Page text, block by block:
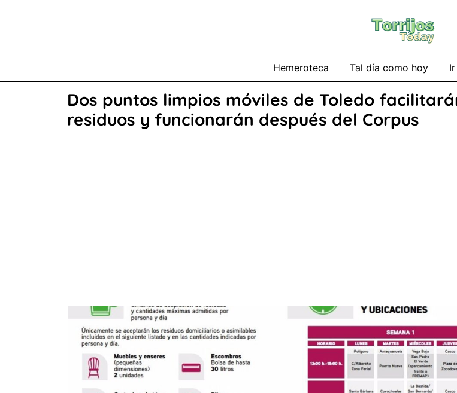
Hemeroteca Tal día como hoy
Dos puntos limpios móviles de Toledo
residuos y funcionarán después del Corpus